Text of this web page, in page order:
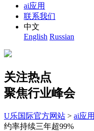
ai应用
联系我们
中文
English Russian
关注热点
聚焦行业峰会
U乐国际官方网站 > ai应用
约率持续三年超99%